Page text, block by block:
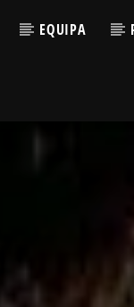
EQUIPA